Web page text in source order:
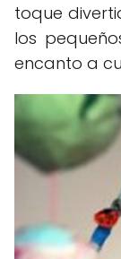
toque
los
encanto a